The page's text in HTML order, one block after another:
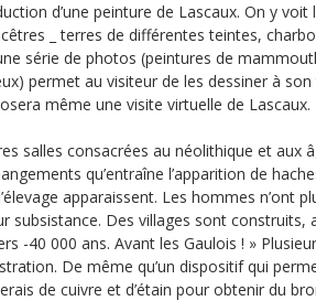
d’une peinture de Lascaux. On y
_ terres de différentes teintes,
série de photos (peintures de
permet au visiteur de les dessiner à
même une visite virtuelle de Lascaux.
salles consacrées au néolithique et aux
qu’entraîne l’apparition de
apparaissent. Les hommes n’ont
subsistance. Des villages sont construits,
-40 000 ans. Avant les Gaulois ! »
De même qu’un dispositif qui
de cuivre et d’étain pour obtenir du